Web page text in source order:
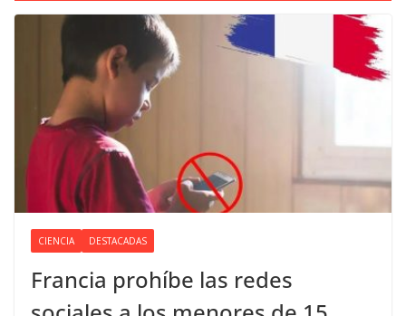
CIENCIA DESTACADAS
Francia prohíbe las redes